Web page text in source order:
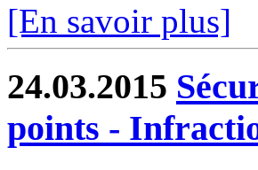
[En savoir plus]
24.03.2015
points -